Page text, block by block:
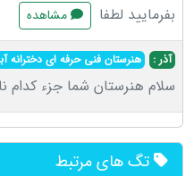
بفرمایید لطفا
مشاهده
آذر : هنرستان فنی حرفه ای دخترانه
سلام هنرستان شما جزء کدام
تگ های مرتبط